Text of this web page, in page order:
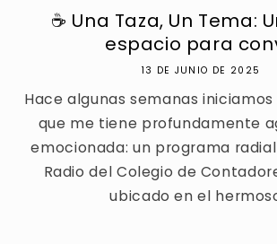
☕ Una Taza, Un Tema:
espacio para
13 DE JUNIO DE 2025
Hace algunas semanas
que me tiene profundamente
emocionada: un programa
Radio del Colegio de
ubicado en el